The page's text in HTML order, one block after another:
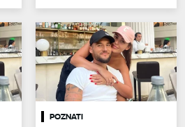
POZNATI